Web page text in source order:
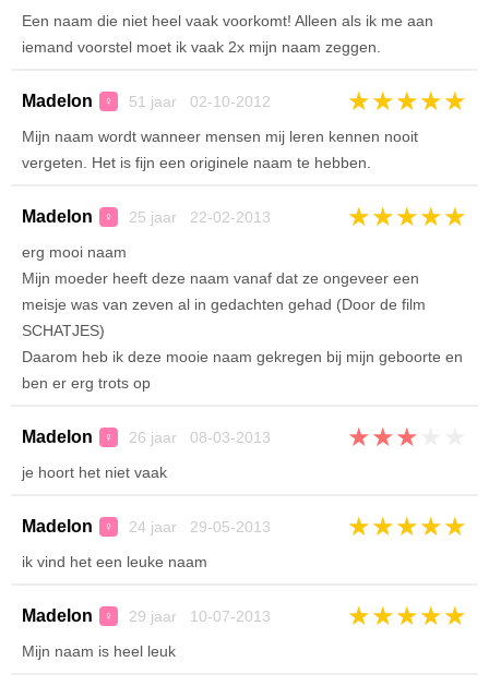
Een naam die niet heel vaak voorkomt! Alleen als ik me aan
iemand voorstel moet ik vaak 2x mijn naam zeggen.
Madelon ♀ 51 jaar 02-10-2012 ★★★★★
Mijn naam wordt wanneer mensen mij leren kennen nooit
vergeten. Het is fijn een originele naam te hebben.
Madelon ♀ 25 jaar 22-02-2013 ★★★★★
erg mooi naam
Mijn moeder heeft deze naam vanaf dat ze ongeveer een
meisje was van zeven al in gedachten gehad (Door de film
SCHATJES)
Daarom heb ik deze mooie naam gekregen bij mijn geboorte en
ben er erg trots op
Madelon ♀ 26 jaar 08-03-2013 ★★★
je hoort het niet vaak
Madelon ♀ 24 jaar 29-05-2013 ★★★★★
ik vind het een leuke naam
Madelon ♀ 29 jaar 10-07-2013 ★★★★★
Mijn naam is heel leuk